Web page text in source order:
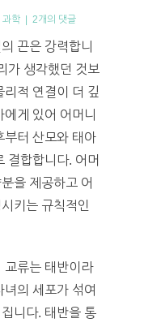
과학 | 2개의 댓글
끈은 강력합니
가 생각했던 것보
리적 연결이 더 깊
게 있어 어머니
부터 산모와 태아
결합합니다. 어머
을 제공하고 어
키는 규칙적인
교류는 태반이라
의 세포가 섞여
니다. 태반을 통